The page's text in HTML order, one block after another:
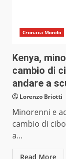
Cronaca Mondo
Kenya,
cambio di
andare a
Lorenzo Briotti
Minorenni e
cambio di
a...
Read More